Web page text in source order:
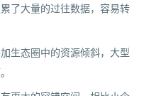
了大量的过往数据，容易转
生态圈中的资源倾斜，大型